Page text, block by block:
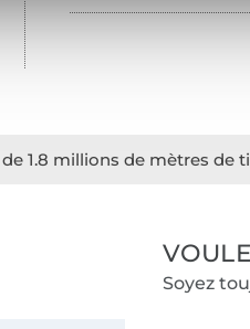
1.8 millions de mètres de
Soyez